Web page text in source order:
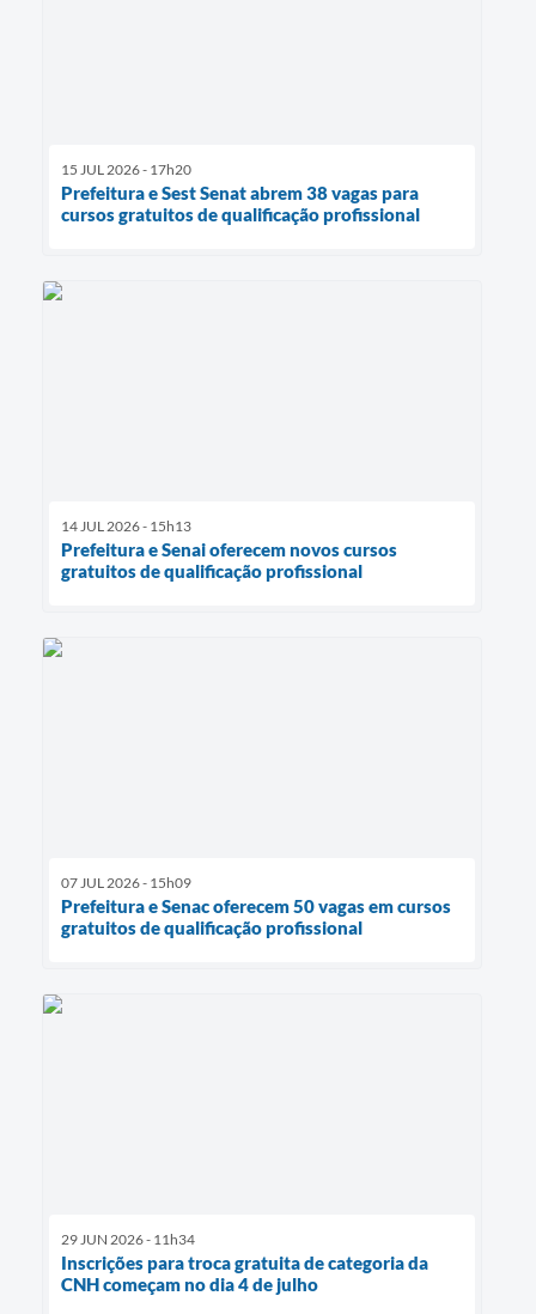
15 JUL 2026 - 17h20
Prefeitura e Sest Senat abrem 38 vagas para
cursos gratuitos de qualificação profissional
14 JUL 2026 - 15h13
Prefeitura e Senai oferecem novos cursos
gratuitos de qualificação profissional
07 JUL 2026 - 15h09
Prefeitura e Senac oferecem 50 vagas em cursos
gratuitos de qualificação profissional
29 JUN 2026 - 11h34
Inscrições para troca gratuita de categoria da
CNH começam no dia 4 de julho